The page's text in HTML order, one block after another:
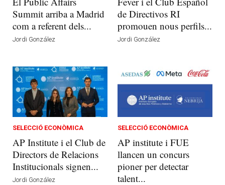
Summit arriba a Madrid
com a referent dels...
Jordi González
de Directivos RI
promouen nous perfils...
Jordi González
SELECCIÓ ECONÒMICA
AP Institute i el Club de
Directors de Relacions
Institucionals signen...
Jordi González
SELECCIÓ ECONÒMICA
AP institute i FUE
llancen un concurs
pioner per detectar
talent...